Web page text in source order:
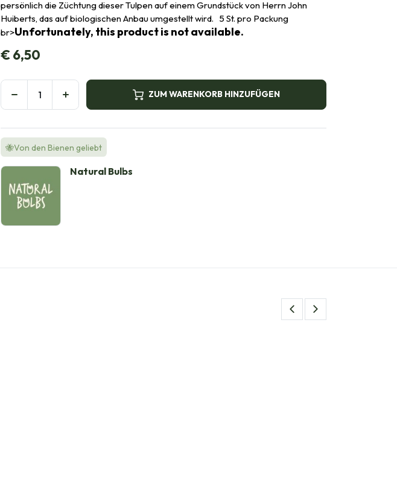
persönlich die Züchtung dieser Tulpen auf einem Grundstück von Herrn John
Huiberts, das auf biologischen Anbau umgestellt wird. 5 St. pro Packung
br>Unfortunately, this product is not available.
€6,50
ZUM WARENKORB HINZUFÜGEN
🐝Von den Bienen geliebt
Natural Bulbs